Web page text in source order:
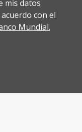
mis datos
con el
Mundial.